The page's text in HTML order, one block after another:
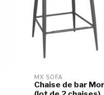
MX SOFA
Chaise de bar